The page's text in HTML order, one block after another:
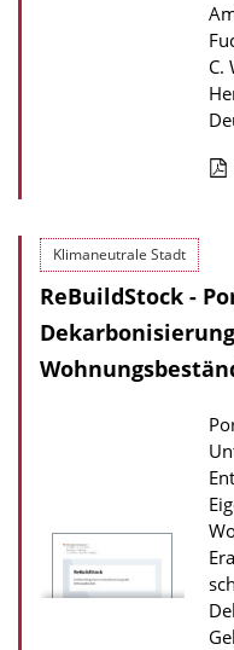
o
n
C.
n
l
o
d
s
z
u
r
P
u
Klimaneutrale Stadt
ReBuildStock -